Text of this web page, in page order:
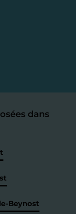
dans
Beynost